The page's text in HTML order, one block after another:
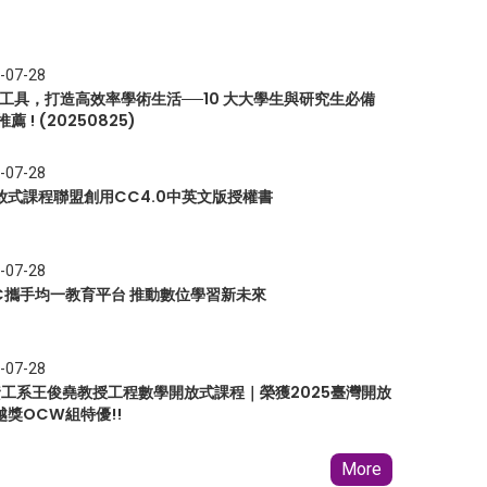
07-28
具，打造高效率學術生活──10 大大學生與研究生必備
薦 ! (20250825)
07-28
式課程聯盟創用CC4.0中英文版授權書
07-28
手均一教育平台 推動數位學習新未來
07-28
系王俊堯教授工程數學開放式課程｜榮獲2025臺灣開放
獎OCW組特優!!
More